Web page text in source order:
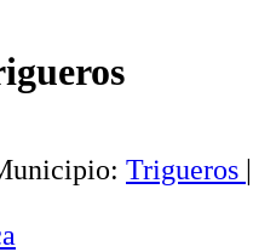
Trigueros